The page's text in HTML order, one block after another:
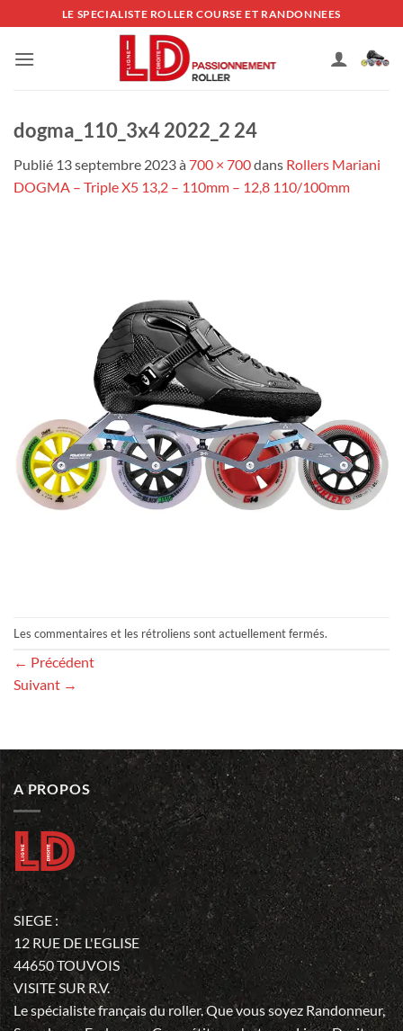
au
contenu
LE SPECIALISTE ROLLER COURSE ET RANDONNEES
dogma_110_3x4 2022_2 24
Publié 13 septembre 2023à 700 × 700dans Rollers Mariani
DOGMA – Triple X5 13,2 – 110mm – 12,8 110/100mm
Les commentaires et les rétroliens sont actuellement fermés.
← Précédent
Suivant →
A PROPOS
SIEGE :
12 RUE DE L'EGLISE
44650 TOUVOIS
VISITE SUR R.V.
Le spécialiste français du roller. Que vous soyez Randonneur,